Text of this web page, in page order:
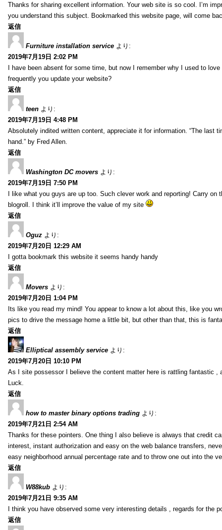
Thanks for sharing excellent information. Your web site is so cool. I’m
you understand this subject. Bookmarked this website page, will come
返信
Furniture installation service より:
2019年7月19日 2:02 PM
I have been absent for some time, but now I remember why I used to
frequently you update your website?
返信
teen より:
2019年7月19日 4:48 PM
Absolutely indited written content, appreciate it for information. “The last
hand.” by Fred Allen.
返信
Washington DC movers より:
2019年7月19日 7:50 PM
I like what you guys are up too. Such clever work and reporting! Carry
blogroll. I think it’ll improve the value of my site
返信
Oguz より:
2019年7月20日 12:29 AM
I gotta bookmark this website it seems handy handy
返信
Movers より:
2019年7月20日 1:04 PM
Its like you read my mind! You appear to know a lot about this, like you
pics to drive the message home a little bit, but other than that, this is
返信
Elliptical assembly service より:
2019年7月20日 10:10 PM
As I site possessor I believe the content matter here is rattling fantastic ,
Luck.
返信
how to master binary options trading より:
2019年7月21日 2:54 AM
Thanks for these pointers. One thing I also believe is always that credit
interest, instant authorization and easy on the web balance transfers,
easy neighborhood annual percentage rate and to throw one out into the
返信
W88kub より:
2019年7月21日 9:35 AM
I think you have observed some very interesting details , regards for the
返信